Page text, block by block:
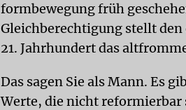
formbewegung früh
Gleichberechtigung stellt
21. Jahrhundert das
Das sagen Sie als Mann. Es
Werte, die nicht reformierbar